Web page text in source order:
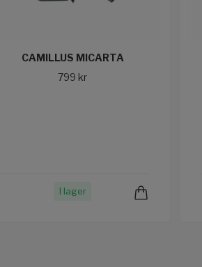
CAMILLUS MICARTA
799 kr
I lager